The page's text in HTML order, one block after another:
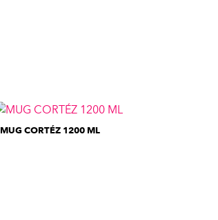
MUG CORTÉZ 1200 ML